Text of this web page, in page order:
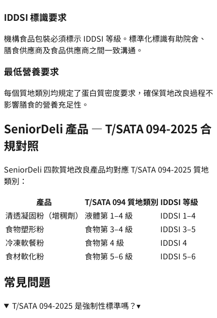
IDDSI 標識要求
機構食品包裝必須標示 IDDSI 等級。標準化標識有助院舍、
膳食供應商及食品供應商之間一致溝通。
最低營養要求
每個質地類別均規定了蛋白質密度要求，確保質地改良過程不
影響膳食的營養充足性。
SeniorDeli 產品 — T/SATA 094-2025 合
規對照
SeniorDeli 四款質地改良產品均對應 T/SATA 094-2025 質地
類別：
產品
T/SATA 094 質地類別 IDDSI 等級
清透凝固粉（增稠劑）
液體第 1–4 級
IDDSI 1–4
食物塑形粉
食物第 3–4 級
IDDSI 3–5
冷凍軟餐粉
食物第 4 級
IDDSI 4
食材軟化粉
食物第 5–6 級 IDDSI 5–6
常見問題
T/SATA 094-2025 是強制性標準嗎？▾